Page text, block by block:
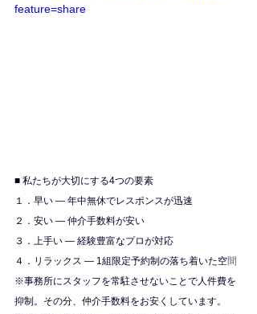
feature=share
■ 私たちが大切にする4つの要素
１．早い — 年中無休でレスポンスが迅速
２．安い — 仲介手数料が安い
３．上手い — 経験豊富なプロが対応
４．リラックス — 1組限定予約制の落ち着いた空間
※事務所にスタッフを常駐させないことで人件費を
抑制。その分、仲介手数料をお安くしています。